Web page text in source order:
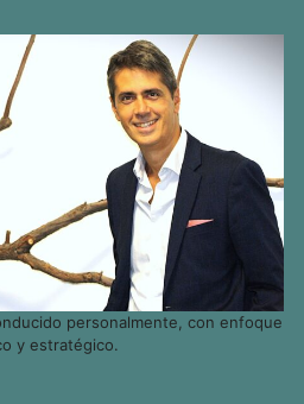
personalmente, con enfoque
y estratégico.